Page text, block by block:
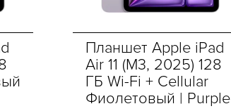
Планшет Apple iPad
Air 11 (M3, 2025) 128
ГБ Wi-Fi + Cellular
Фиолетовый | Purple